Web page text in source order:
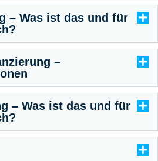
– Was ist das und für
–
– Was ist das und für